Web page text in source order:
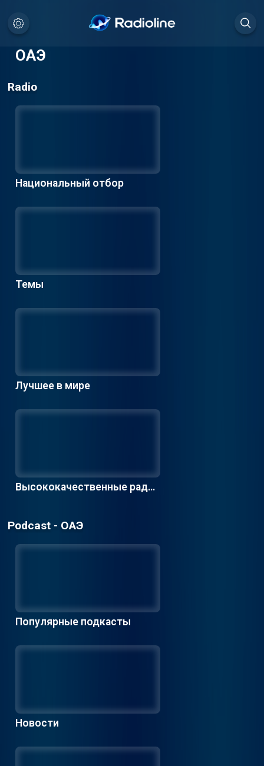
ОАЭ
Radio
Национальный отбор
Темы
Лучшее в мире
Высококачественные радио
Podcast - ОАЭ
Популярные подкасты
Новости